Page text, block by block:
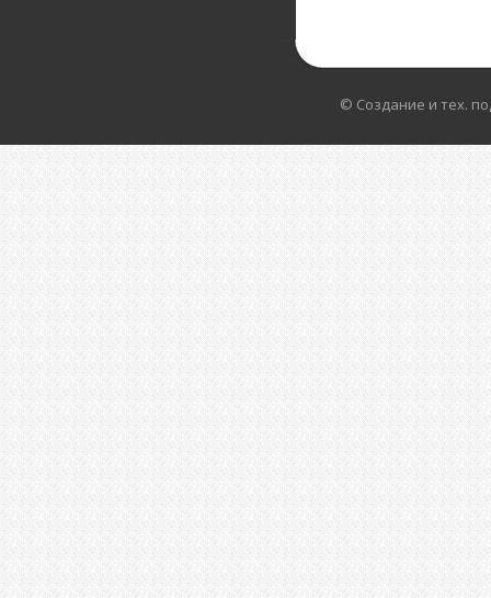
© Создание и тех.